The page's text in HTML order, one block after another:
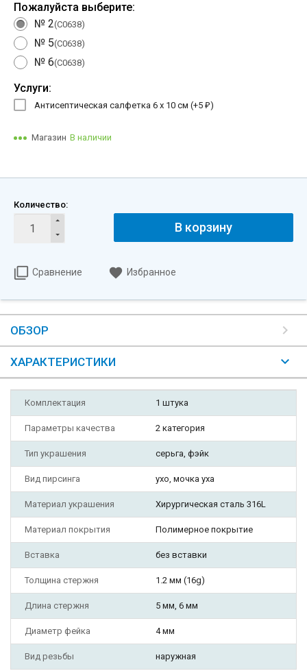
Пожалуйста выберите:
№ 2(C0638)
№ 5(C0638)
№ 6(C0638)
Услуги:
Антисептическая салфетка 6 х 10 см (+5 ₽)
Магазин В наличии
Количество:
В корзину
Сравнение Избранное
ОБЗОР
ХАРАКТЕРИСТИКИ
Комплектация 1 штука
Параметры качества 2 категория
Тип украшения серьга, фэйк
Вид пирсинга ухо, мочка уха
Материал украшения Хирургическая сталь 316L
Материал покрытия Полимерное покрытие
Вставка без вставки
Толщина стержня 1.2 мм (16g)
Длина стержня 5 мм, 6 мм
Диаметр фейка 4 мм
Вид резьбы наружная